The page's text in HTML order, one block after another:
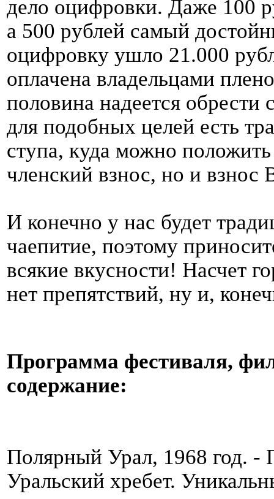
дело оцифровки. Даже 100
а 500 рублей самый
оцифровку ушло 21.000
оплачена владельцами
половина надеется
для подобных целей есть
ступа, куда можно
членский взнос, но и взнос
И конечно у нас будет
чаепитие, поэтому
всякие вкусности! Насчет
нет препятствий, ну и,
Программа фестиваля,
содержание:
Полярный Урал, 1968 год. -
Уральский хребет.